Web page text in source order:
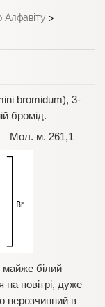
Алфавіту >
bromidum), 3-
бромід.
майже білий
повітрі, дуже
нерозчинний в